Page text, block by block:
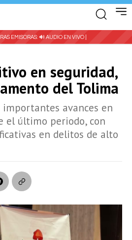
EMISORAS: 🔊 AUDIO EN VIVO |
en seguridad,
del Tolima
avances en
el último periodo, con
en delitos de alto